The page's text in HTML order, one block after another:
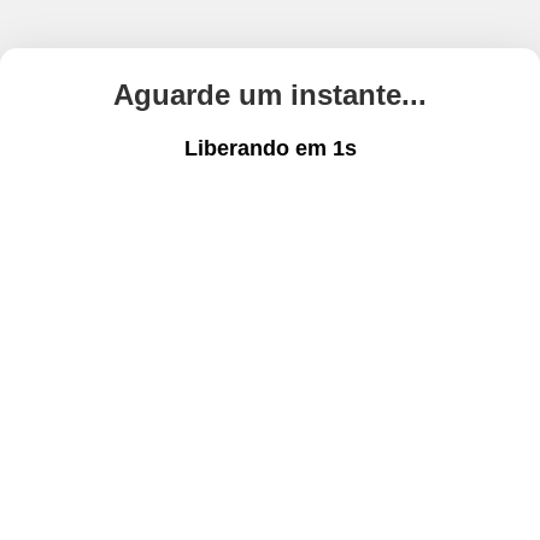
Aguarde um instante...
Liberando em 1s